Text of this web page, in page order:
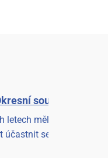
soud
letech měli i
účastnit se